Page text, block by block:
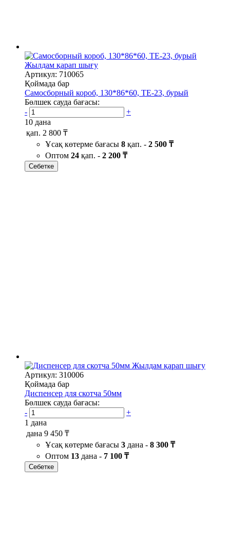
Жылдам қарап шығу
Артикул: 710065
Қоймада бар
Самосборный короб, 130*86*60, ТЕ-23, бурый
Бөлшек сауда бағасы:
-
+
10 дана
қап. 2 800 ₸
Ұсақ көтерме бағасы 8 қап. - 2 500 ₸
Оптом 24 қап. - 2 200 ₸
Себетке
Жылдам қарап шығу
Артикул: 310006
Қоймада бар
Диспенсер для скотча 50мм
Бөлшек сауда бағасы:
-
+
1 дана
дана 9 450 ₸
Ұсақ көтерме бағасы 3 дана - 8 300 ₸
Оптом 13 дана - 7 100 ₸
Себетке